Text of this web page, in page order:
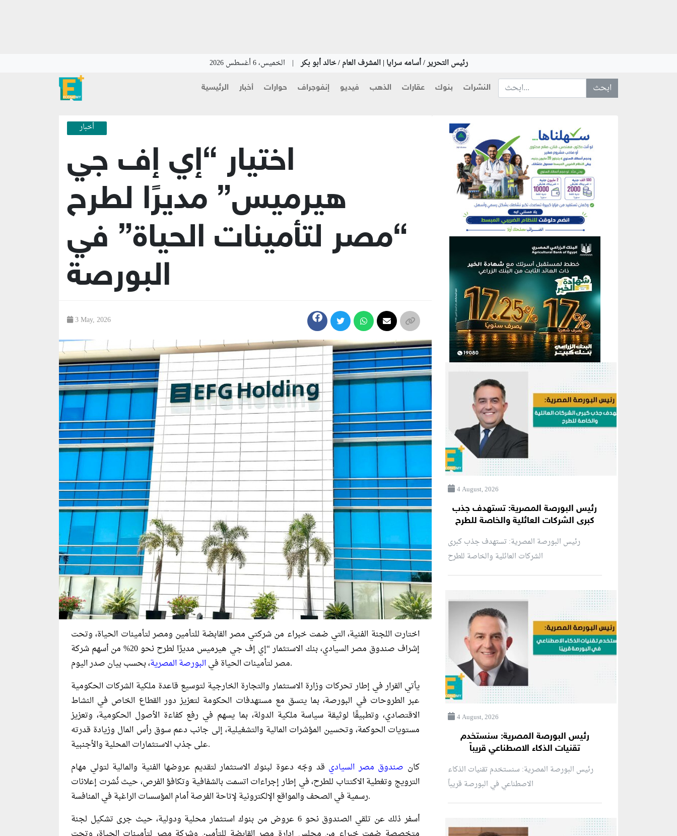
رئيس التحرير / أسامه سرايا | المشرف العام / خالد أبو بكر | الخميس، 6 أغسطس 2026
الرئيسية أخبار حوارات إنفوجراف فيديو الذهب عقارات بنوك النشرات ابحث عن... :
أخبار
اختيار “إي إف جي
هيرميس” مديرًا لطرح
“مصر لتأمينات الحياة” في
البورصة
3 May, 2026
اختارت اللجنة الفنية، التي ضمت خبراء من شركتي مصر القابضة للتأمين ومصر لتأمينات الحياة، وتحت
إشراف صندوق مصر السيادي، بنك الاستثمار “إي إف جي هيرميس مديرًا لطرح نحو 20% من أسهم شركة
مصر لتأمينات الحياة فيالبورصة المصرية
، بحسب بيان صدر اليوم.
يأتي القرار في إطار تحركات وزارة الاستثمار والتجارة الخارجية لتوسيع قاعدة ملكية الشركات الحكومية
عبر الطروحات في البورصة، بما يتسق مع مستهدفات الحكومة لتعزيز دور القطاع الخاص في النشاط
الاقتصادي، وتطبيقًا لوثيقة سياسة ملكية الدولة، بما يسهم في رفع كفاءة الأصول الحكومية، وتعزيز
مستويات الحوكمة، وتحسين المؤشرات المالية والتشغيلية، إلى جانب دعم سوق رأس المال وزيادة قدرته
على جذب الاستثمارات المحلية والأجنبية.
كان صندوق مصر السيادي قد وجّه دعوة لبنوك الاستثمار لتقديم عروضها الفنية والمالية لتولي مهام
الترويج وتغطية الاكتتاب للطرح، في إطار إجراءات اتسمت بالشفافية وتكافؤ الفرص، حيث نُشرت إعلانات
رسمية في الصحف والمواقع الإلكترونية لإتاحة الفرصة أمام المؤسسات الراغبة في المنافسة.
أسفر ذلك عن تلقي الصندوق نحو 6 عروض من بنوك استثمار محلية ودولية، حيث جرى تشكيل لجنة
منطقة إعلانية
منطقة إعلانية
4 August, 2026
رئيس البورصة المصرية: تستهدف جذب
كبرى الشركات العائلية والخاصة للطرح
رئيس البورصة المصرية: تستهدف جذب كبرى
الشركات العائلية والخاصة للطرح
4 August, 2026
رئيس البورصة المصرية: سنستخدم
تقنيات الذكاء الاصطناعي قريباً
رئيس البورصة المصرية: سنستخدم تقنيات الذكاء
الاصطناعي في البورصة قريباً